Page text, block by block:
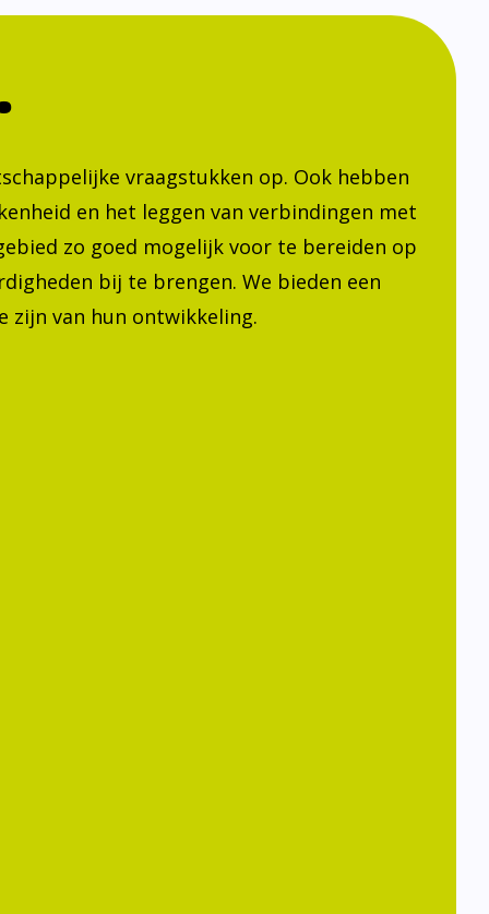
vraagstukken op. Ook hebben
en het leggen van verbindingen met
zo goed mogelijk voor te bereiden op
bij te brengen. We bieden een
zijn van hun ontwikkeling.